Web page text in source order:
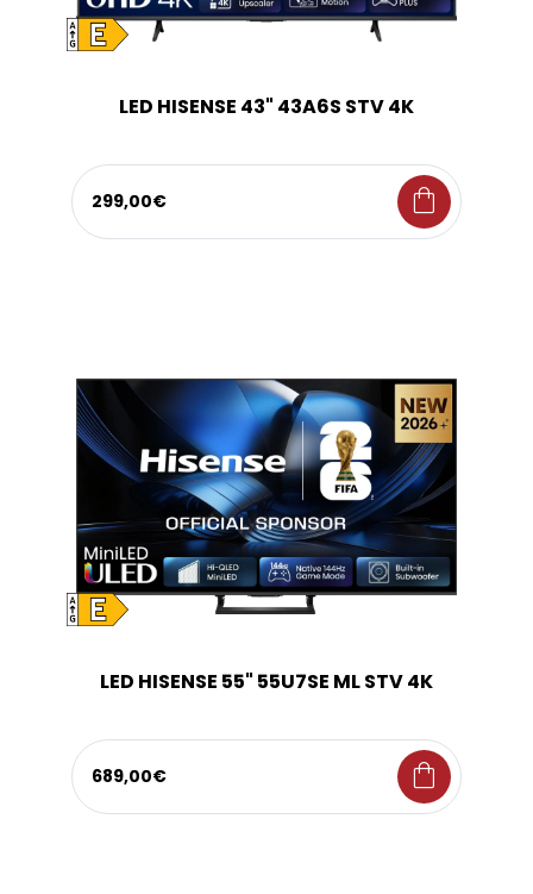
LED HISENSE 43" 43A6S STV 4K
299,00€ shopping_bag
LED HISENSE 55" 55U7SE ML STV 4K
689,00€ shopping_bag